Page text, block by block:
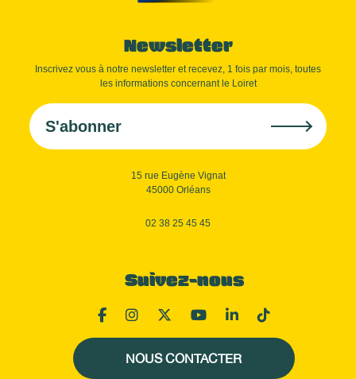
Newsletter
Inscrivez vous à notre newsletter et recevez, 1 fois par mois, toutes
les informations concernant le Loiret
S'abonner
15 rue Eugène Vignat
45000 Orléans
02 38 25 45 45
Suivez-nous
NOUS CONTACTER